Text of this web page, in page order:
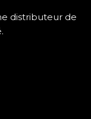
distributeur de